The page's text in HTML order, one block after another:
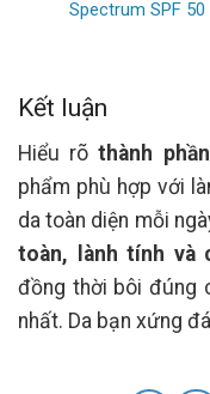
Spectrum SPF 50
Kết luận
Hiểu rõthành
phẩm phù hợp với
da toàn diện mỗi
toàn, lành tính và
đồng thời bôi đúng
nhất. Da bạn xứng